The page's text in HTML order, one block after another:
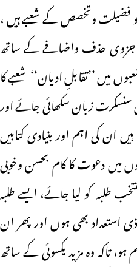
فضیلت وتخصص کے شعبے ہیں ،
جزوی حذف واضافے کے ساتھ
میں ’’تقابلِ ادیان‘‘ شعبے کا
زبان سکھائی جائے اور
ان کی اہم اور بنیادی کتابیں
میں دعوت کا کام بحسن وخوبی
طلبہ کو لیا جائے، ایسے طلبہ
استعداد بھی ہوں اور پھر ان
تاکہ وہ مزید یکسوئی کے ساتھ